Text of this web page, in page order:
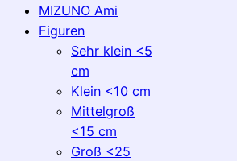
MIZUNO Ami
Figuren
Sehr klein <5
cm
Klein <10 cm
Mittelgroß
<15 cm
Groß <25